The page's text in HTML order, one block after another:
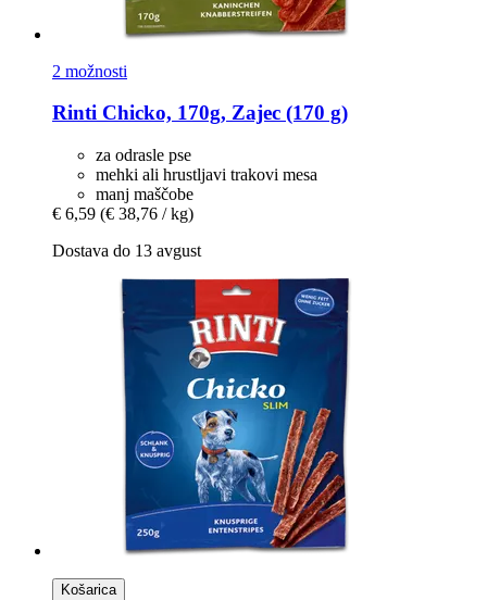
2 možnosti
Rinti Chicko, 170g, Zajec (170 g)
za odrasle pse
mehki ali hrustljavi trakovi mesa
manj maščobe
€ 6,59 (€ 38,76 / kg)
Dostava do 13 avgust
Košarica